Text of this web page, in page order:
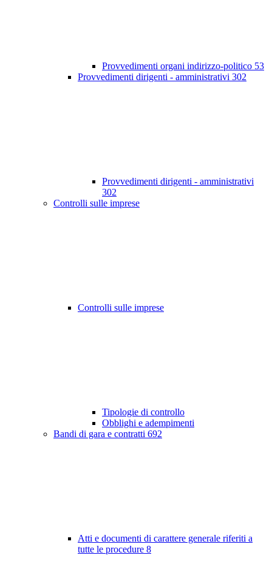
Provvedimenti organi indirizzo-politico 53
Provvedimenti dirigenti - amministrativi 302
Provvedimenti dirigenti - amministrativi
302
Controlli sulle imprese
Controlli sulle imprese
Tipologie di controllo
Obblighi e adempimenti
Bandi di gara e contratti 692
Atti e documenti di carattere generale riferiti a
tutte le procedure 8